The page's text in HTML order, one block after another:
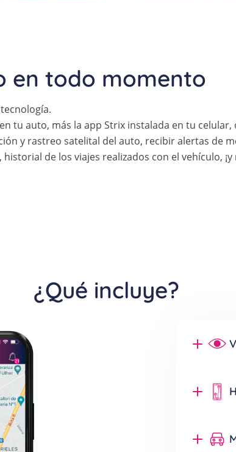
en todo momento
tu auto, más la app Strix instalada en tu
y rastreo satelital del auto, recibir alertas de
de los viajes realizados con el vehículo,
¿Qué incluye?
mapa,